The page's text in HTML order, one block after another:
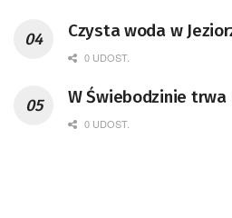
Czysta woda w
0 UDOST.
W Świebodzinie
0 UDOST.